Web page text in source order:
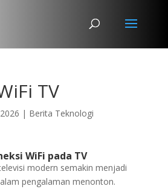
TV
| Berita Teknologi
WiFi pada TV
modern semakin menjadi
pengalaman menonton.